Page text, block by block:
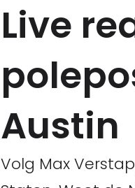
Live
Austin
Volg Max